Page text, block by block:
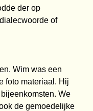
der op
of
Wim was een
foto materiaal. Hij
We
de gemoedelijke